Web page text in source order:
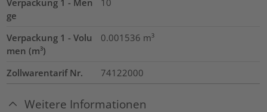
Verpackung 1 - Men
ge
10
Verpackung 1 - Volu
men (m³)
0.001536 m³
Zollwarentarif Nr. 74122000
Weitere Informationen